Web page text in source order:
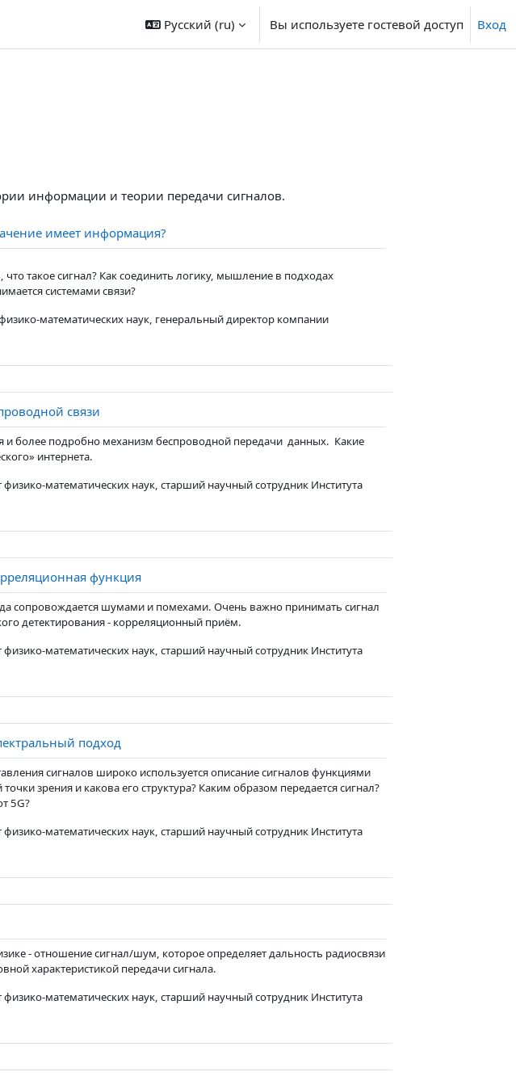
Русский ‎(ru)‎ Вы используете гостевой доступ Вход
информации и теории передачи сигналов.
имеет информация?Страница
что такое сигнал? Как соединить логику, мышление в подходах
системами связи?
математических наук, генеральный директор компании
связиСтраница
и более подробно механизм беспроводной передачи данных. Какие
интернета.
математических наук, старший научный сотрудник Института
функцияСтраница
сопровождается шумами и помехами. Очень важно принимать сигнал
детектирования - корреляционный приём.
математических наук, старший научный сотрудник Института
подходСтраница
сигналов широко используется описание сигналов функциями
зрения и какова его структура? Каким образом передается сигнал?
5G?
математических наук, старший научный сотрудник Института
- отношение сигнал/шум, которое определяет дальность радиосвязи
характеристикой передачи сигнала.
математических наук, старший научный сотрудник Института